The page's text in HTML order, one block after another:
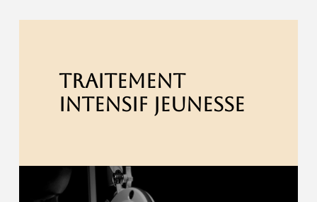
TRAITEMENT
INTENSIF JEUNESSE